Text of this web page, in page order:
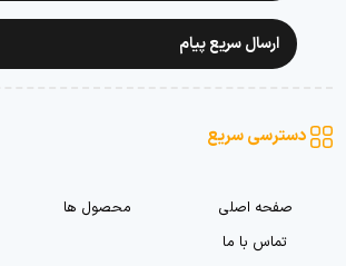
ارسال سریع پیام
دسترسی سریع
صفحه اصلی محصول ها
تماس با ما